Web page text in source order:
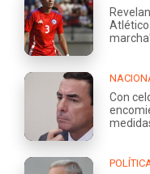
Atlético
Con